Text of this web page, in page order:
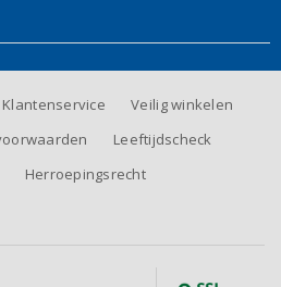
Klantenservice
Veilig winkelen
Leeftijdscheck
Herroepingsrecht